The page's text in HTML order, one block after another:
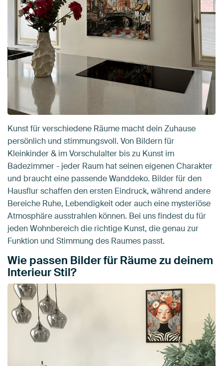
Kunst für verschiedene Räume macht dein Zuhause
persönlich und stimmungsvoll. Von Bildern für
Kleinkinder & im Vorschulalter bis zu Kunst im
Badezimmer - jeder Raum hat seinen eigenen Charakter
und braucht eine passende Wanddeko. Bilder für den
Hausflur schaffen den ersten Eindruck, während andere
Bereiche Ruhe, Lebendigkeit oder auch eine mysteriöse
Atmosphäre ausstrahlen können. Bei uns findest du für
jeden Wohnbereich die richtige Kunst, die genau zur
Funktion und Stimmung des Raumes passt.
Wie passen Bilder für Räume zu deinem
Interieur Stil?